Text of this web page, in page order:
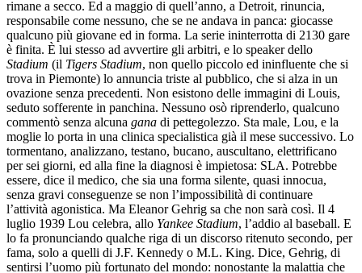
rimane a secco. Ed a maggio di quell’anno, a Detroit, rinuncia,
responsabile come nessuno, che se ne andava in panca: giocasse
qualcuno più giovane ed in forma. La serie ininterrotta di 2130 gare
è finita. È lui stesso ad avvertire gli arbitri, e lo speaker dello
Stadium (il Tigers Stadium, non quello piccolo ed ininfluente che si
trova in Piemonte) lo annuncia triste al pubblico, che si alza in un
ovazione senza precedenti. Non esistono delle immagini di Louis,
seduto sofferente in panchina. Nessuno osò riprenderlo, qualcuno
commentò senza alcuna gana di pettegolezzo. Sta male, Lou, e la
moglie lo porta in una clinica specialistica già il mese successivo. Lo
tormentano, analizzano, testano, bucano, auscultano, elettrificano
per sei giorni, ed alla fine la diagnosi è impietosa: SLA. Potrebbe
essere, dice il medico, che sia una forma silente, quasi innocua,
senza gravi conseguenze se non l’impossibilità di continuare
l’attività agonistica. Ma Eleanor Gehrig sa che non sarà così. Il 4
luglio 1939 Lou celebra, allo Yankee Stadium, l’addio al baseball. E
lo fa pronunciando qualche riga di un discorso ritenuto secondo, per
fama, solo a quelli di J.F. Kennedy o M.L. King. Dice, Gehrig, di
sentirsi l’uomo più fortunato del mondo: nonostante la malattia che